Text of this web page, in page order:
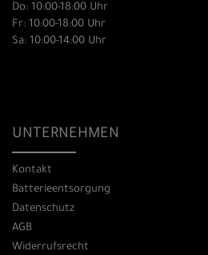
Do: 10:00-18:00 Uhr
Fr: 10:00-18:00 Uhr
Sa: 10:00-14:00 Uhr
UNTERNEHMEN
Kontakt
Batterieentsorgung
Datenschutz
AGB
Widerrufsrecht